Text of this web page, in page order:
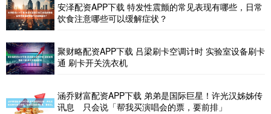
安泽配资APP下载 特发性震颤的常见表现有哪些，日常
饮食注意哪些可以缓解症状？
聚财略配资APP下载 吕梁刷卡空调计时 实验室设备刷卡
通 刷卡开关洗衣机
涵乔财富配资APP下载 弟弟是国际巨星！许光汉姊姊传
讯息 只会说「帮我买演唱会的票，要前排」